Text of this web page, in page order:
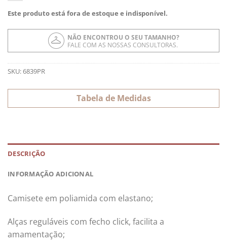
Este produto está fora de estoque e indisponível.
NÃO ENCONTROU O SEU TAMANHO?
FALE COM AS NOSSAS CONSULTORAS.
SKU:6839PR
Tabela de Medidas
DESCRIÇÃO
INFORMAÇÃO ADICIONAL
Camisete em poliamida com elastano;
Alças reguláveis com fecho click, facilita a
amamentação;